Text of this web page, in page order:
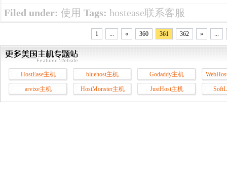
Filed under: 使用 Tags: hostease联系客服
1 ... « 360 361 362 » ...
HostEase主机 bluehost主机 Godaddy主机
arvixe主机 HostMonster主机 JustHost主机